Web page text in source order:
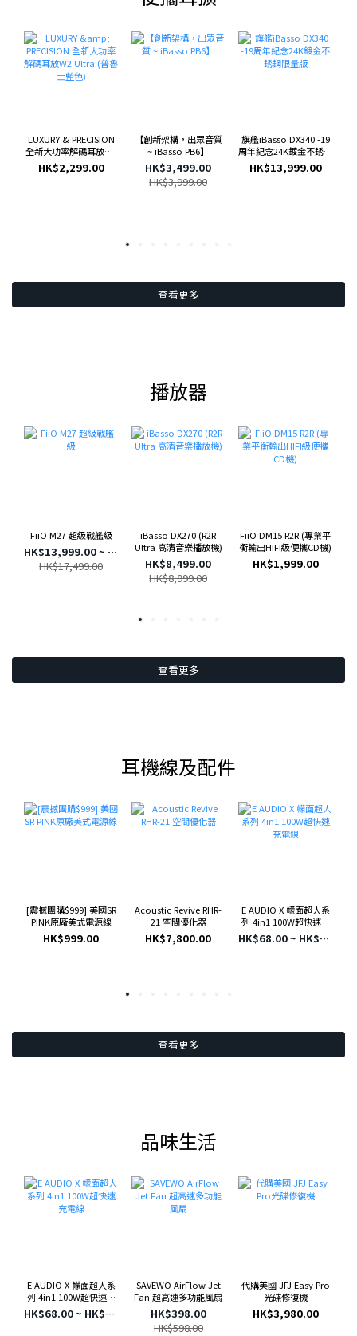
LUXURY & PRECISION
全新大功率解碼耳放W2
Ultra (普魯士藍色)
HK$2,299.00
【創新架構，出眾音質
~ iBasso PB6】
HK$3,499.00
HK$3,999.00
旗艦iBasso DX340 -19
周年紀念24K鍍金不銹鋼
限量版
HK$13,999.00
查看更多
播放器
FiiO M27 超級戰艦級
HK$13,999.00 ~ HK$16,999.00
HK$17,499.00
iBasso DX270 (R2R
Ultra 高清音樂播放機)
HK$8,499.00
HK$8,999.00
FiiO DM15 R2R (專業平
衡輸出HIFI級便攜CD機)
HK$1,999.00
查看更多
耳機線及配件
[震撼團購$999] 美國SR
PINK原廠美式電源線
HK$999.00
Acoustic Revive RHR-
21 空間優化器
HK$7,800.00
E AUDIO X 幪面超人系
列 4in1 100W超快速充
電線
HK$68.00 ~ HK$198.00
查看更多
品味生活
E AUDIO X 幪面超人系
列 4in1 100W超快速充
電線
HK$68.00 ~ HK$198.00
SAVEWO AirFlow Jet
Fan 超高速多功能風扇
HK$398.00
HK$598.00
代購美國 JFJ Easy Pro
光碟修復機
HK$3,980.00